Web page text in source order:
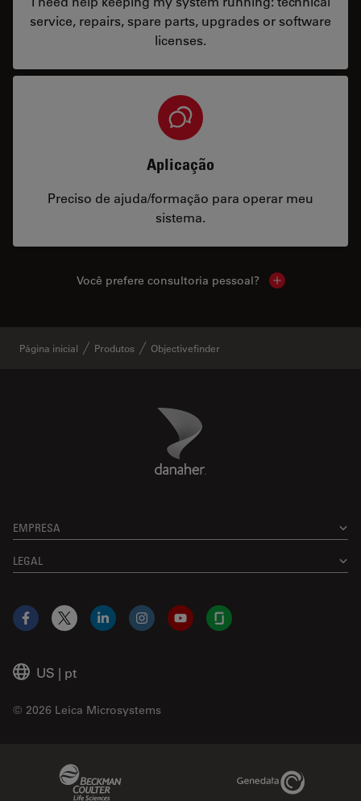
service, repairs, spare parts, upgrades or software
licenses.
Aplicação
Preciso de ajuda/formação para operar meu
sistema.
Você prefere consultoria pessoal? Show local
Página inicial Produtos Objectivefinder
Danaher Logo
EMPRESA
LEGAL
US | pt
© 2026 Leica Microsystems
Facebook
X LinkedInInstagramYouTubeGlassdoor
Genedata Link